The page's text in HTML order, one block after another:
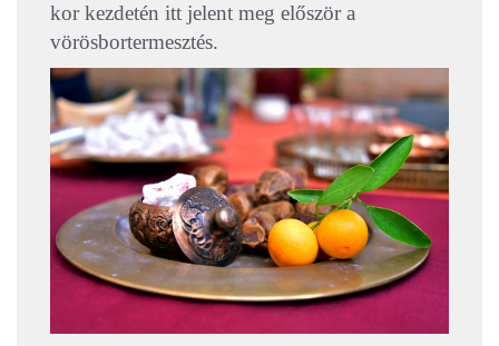
kor kezdetén itt jelent meg először a
vörösbortermesztés.